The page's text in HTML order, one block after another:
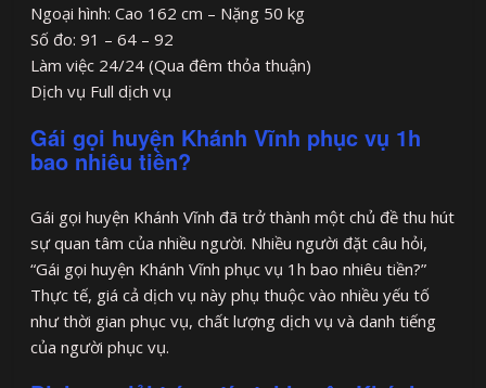
Ngoại hình: Cao 162 cm – Nặng 50 kg
Số đo: 91 – 64 – 92
Làm việc 24/24 (Qua đêm thỏa thuận)
Dịch vụ Full dịch vụ
Gái gọi huyện Khánh Vĩnh phục vụ 1h
bao nhiêu tiền?
Gái gọi huyện Khánh Vĩnh đã trở thành một chủ đề thu hút
sự quan tâm của nhiều người. Nhiều người đặt câu hỏi,
“Gái gọi huyện Khánh Vĩnh phục vụ 1h bao nhiêu tiền?”
Thực tế, giá cả dịch vụ này phụ thuộc vào nhiều yếu tố
như thời gian phục vụ, chất lượng dịch vụ và danh tiếng
của người phục vụ.